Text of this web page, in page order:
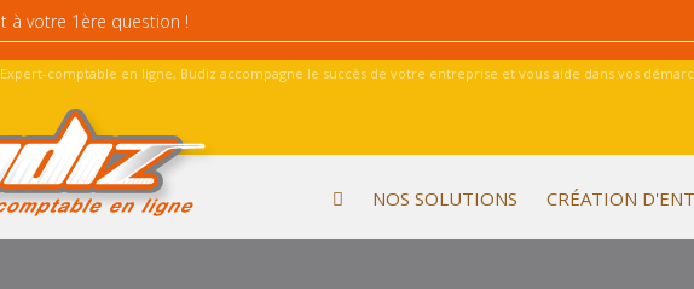
Expert-comptable en ligne, Budiz accompagne le succès de votre entreprise et vous aide dans vos
NOS SOLUTIONS CRÉATION